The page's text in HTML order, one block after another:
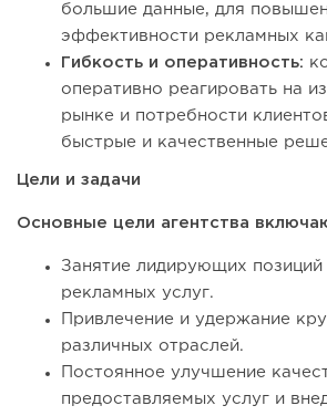
большие данные, для
эффективности рекламных
Гибкость и оперативность:
оперативно реагировать на
рынке и потребности
быстрые и качественные
Цели и задачи
Основные цели агентства
Занятие лидирующих позиций
рекламных услуг.
Привлечение и удержание
различных отраслей.
Постоянное улучшение
предоставляемых услуг и